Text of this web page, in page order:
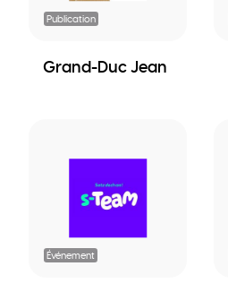
Publication
Grand-Duc Jean
Événement